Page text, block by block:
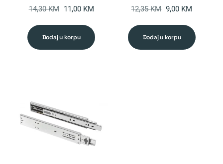
14,30KM Original
14,30 KM.
11,00 KMCurrent
is:
11,00 KM.
dodaj u korpu
12,35KM Original
12,35 KM.
9,00 KM
is:
9,00 KM.
dodaj u korpu